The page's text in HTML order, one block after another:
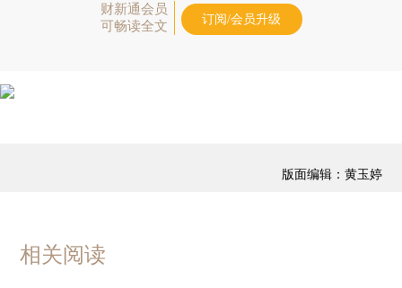
财新通会员
可畅读全文
订阅/会员升级
版面编辑：黄玉婷
相关阅读